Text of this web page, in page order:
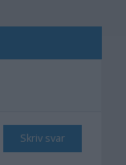
Skriv svar